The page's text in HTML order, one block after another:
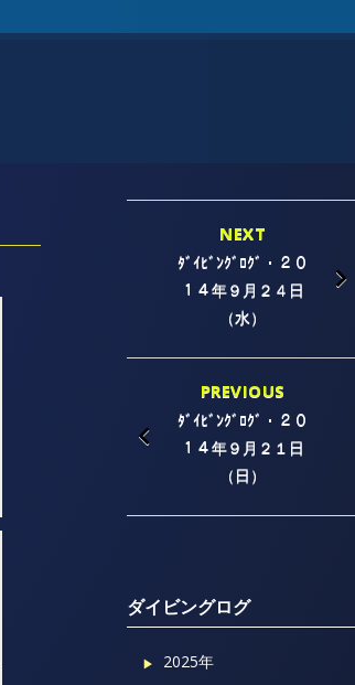
NEXT
ﾀﾞｲﾋﾞﾝｸﾞﾛｸﾞ・２０
１４年９月２４日
（水）
PREVIOUS
ﾀﾞｲﾋﾞﾝｸﾞﾛｸﾞ・２０
１４年９月２１日
（日）
ダイビングログ
2025年